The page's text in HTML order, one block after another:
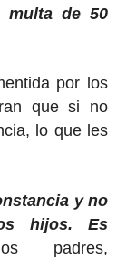
multa de 50
por los
que si no
lo que les
y no
hijos. Es
padres,